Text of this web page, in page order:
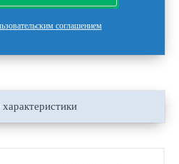
соглашением